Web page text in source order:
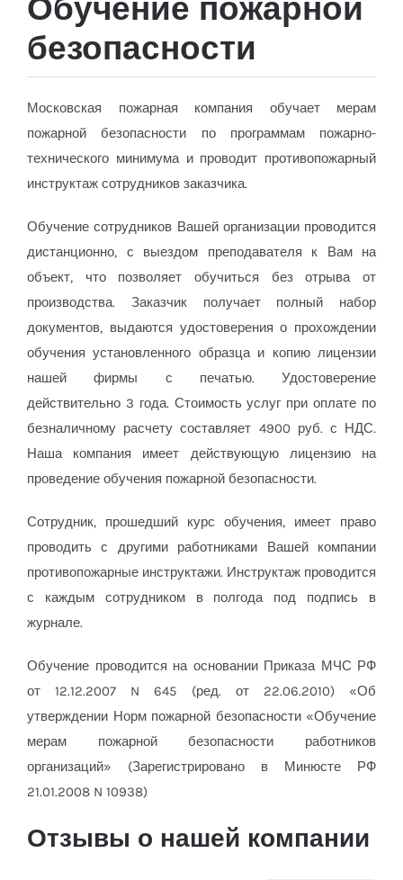
безопасности
Московская пожарная компания обучает мерам
пожарной безопасности по программам пожарно-
технического минимума и проводит противопожарный
инструктаж сотрудников заказчика.
Обучение сотрудников Вашей организации проводится
дистанционно, с выездом преподавателя к Вам на
объект, что позволяет обучиться без отрыва от
производства. Заказчик получает полный набор
документов, выдаются удостоверения о прохождении
обучения установленного образца и копию лицензии
нашей фирмы с печатью. Удостоверение
действительно 3 года. Стоимость услуг при оплате по
безналичному расчету составляет 4900 руб. с НДС.
Наша компания имеет действующую лицензию на
проведение обучения пожарной безопасности.
Сотрудник, прошедший курс обучения, имеет право
проводить с другими работниками Вашей компании
противопожарные инструктажи. Инструктаж проводится
с каждым сотрудником в полгода под подпись в
журнале.
Обучение проводится на основании Приказа МЧС РФ
от 12.12.2007 N 645 (ред. от 22.06.2010) «Об
утверждении Норм пожарной безопасности «Обучение
мерам пожарной безопасности работников
организаций» (Зарегистрировано в Минюсте РФ
21.01.2008 N 10938)
Отзывы о нашей компании